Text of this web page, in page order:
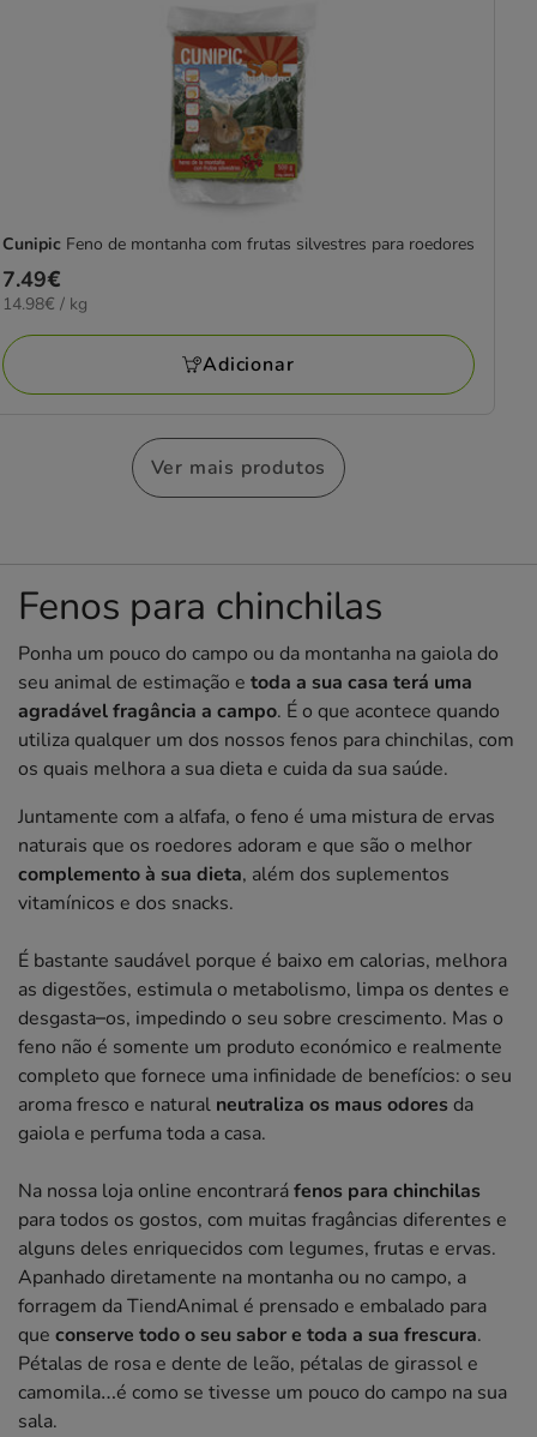
Cunipic Feno de montanha com frutas silvestres para roedores
Preço
7.49€
7.49€
14.98€
KG
14.98€ / kg
Adicionar
Ver mais produtos
Fenos para chinchilas
Ponha um pouco do campo ou da montanha na gaiola do
seu animal de estimação e toda a sua casa terá uma
agradável fragância a campo. É o que acontece quando
utiliza qualquer um dos nossos fenos para chinchilas, com
os quais melhora a sua dieta e cuida da sua saúde.
Juntamente com a alfafa, o feno é uma mistura de ervas
naturais que os roedores adoram e que são o melhor
complemento à sua dieta, além dos suplementos
vitamínicos e dos snacks.
É bastante saudável porque é baixo em calorias, melhora
as digestões, estimula o metabolismo, limpa os dentes e
desgasta–os, impedindo o seu sobre crescimento. Mas o
feno não é somente um produto económico e realmente
completo que fornece uma infinidade de benefícios: o seu
aroma fresco e natural neutraliza os maus odores da
gaiola e perfuma toda a casa.
Na nossa loja online encontraráfenos para chinchilas
para todos os gostos, com muitas fragâncias diferentes e
alguns deles enriquecidos com legumes, frutas e ervas.
Apanhado diretamente na montanha ou no campo, a
forragem da TiendAnimal é prensado e embalado para
que conserve todo o seu sabor e toda a sua frescura.
Pétalas de rosa e dente de leão, pétalas de girassol e
camomila…é como se tivesse um pouco do campo na sua
sala.